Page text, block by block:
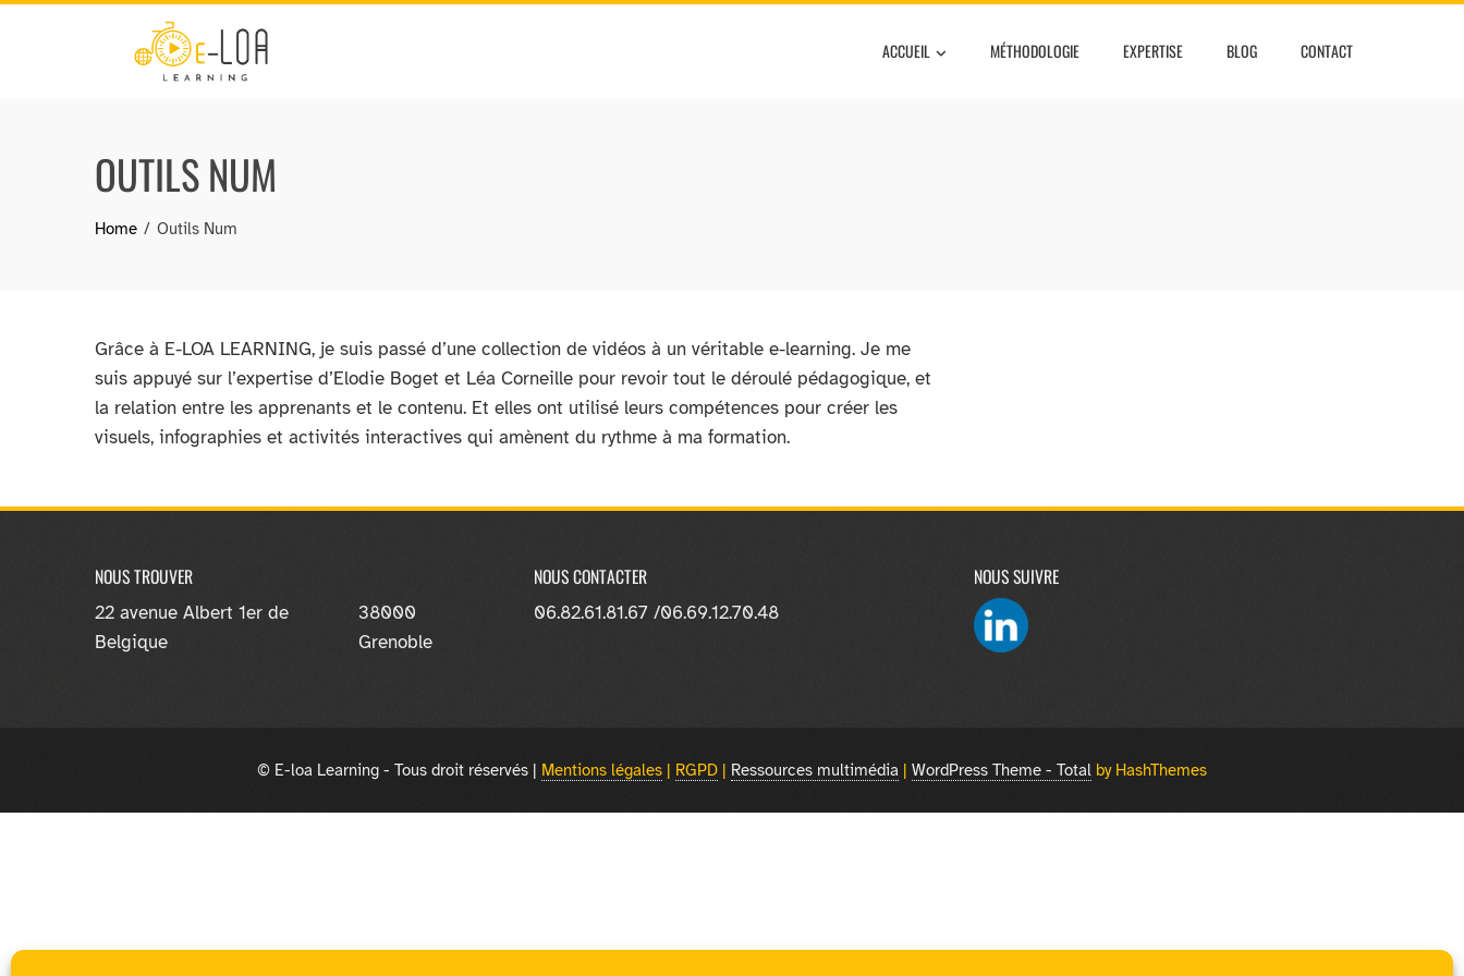
ACCUEIL MÉTHODOLOGIE EXPERTISE BLOG CONTACT
OUTILS NUM
Home Outils Num
Grâce à E-LOA LEARNING, je suis passé d’une collection de vidéos à un véritable e-learning. Je me
suis appuyé sur l’expertise d’Elodie Boget et Léa Corneille pour revoir tout le déroulé pédagogique, et
la relation entre les apprenants et le contenu. Et elles ont utilisé leurs compétences pour créer les
visuels, infographies et activités interactives qui amènent du rythme à ma formation.
NOUS TROUVER
22 avenue Albert 1er de
Belgique
38000
Grenoble
NOUS CONTACTER
06.82.61.81.67 /06.69.12.70.48
NOUS SUIVRE
© E-loa Learning - Tous droit réservés | Mentions légales | RGPD | Ressources multimédia | WordPress Theme - Total by HashThemes